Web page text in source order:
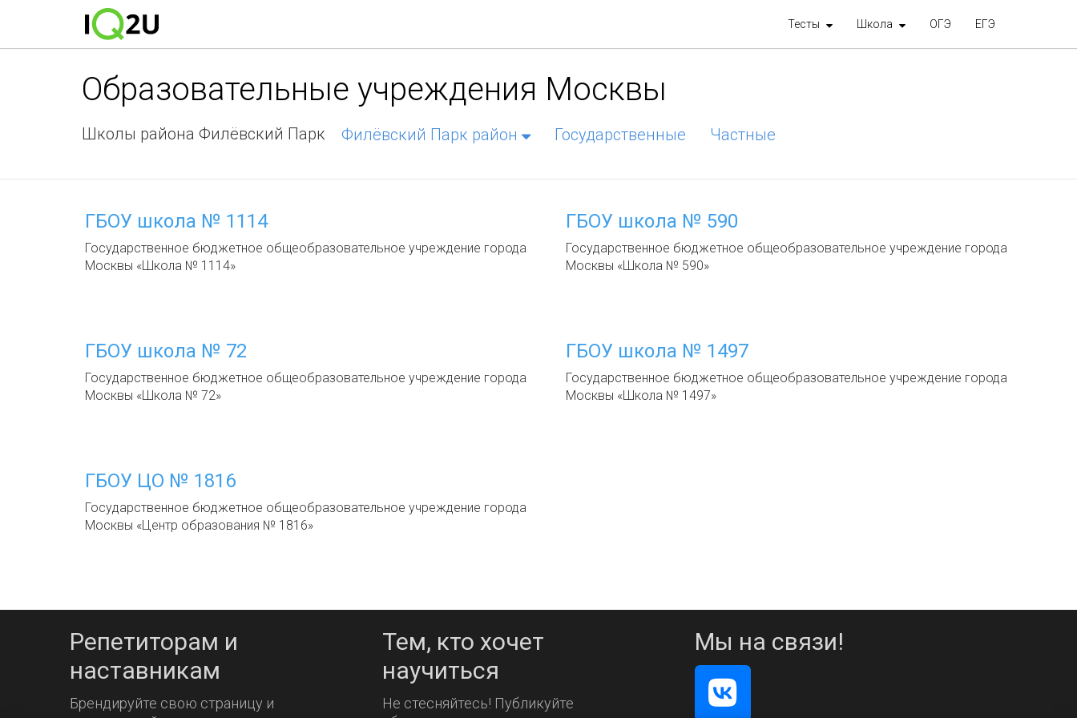
Тесты Школа ОГЭ ЕГЭ
Образовательные учреждения Москвы
Школы района Филёвский Парк Филёвский Парк район Государственные Частные
ГБОУ школа № 1114
Государственное бюджетное общеобразовательное учреждение города
Москвы «Школа № 1114»
ГБОУ школа № 590
Государственное бюджетное общеобразовательное учреждение города
Москвы «Школа № 590»
ГБОУ школа № 72
Государственное бюджетное общеобразовательное учреждение города
Москвы «Школа № 72»
ГБОУ школа № 1497
Государственное бюджетное общеобразовательное учреждение города
Москвы «Школа № 1497»
ГБОУ ЦО № 1816
Государственное бюджетное общеобразовательное учреждение города
Москвы «Центр образования № 1816»
Репетиторам и
наставникам
Брендируйте свою страницу и
Тем, кто хочет
научиться
Не стесняйтесь! Публикуйте
Мы на связи!